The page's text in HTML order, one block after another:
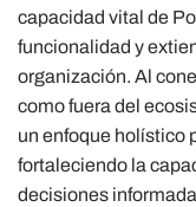
capacidad vital de
funcionalidad y
organización. Al
como fuera del
un enfoque holístico
fortaleciendo la
decisiones